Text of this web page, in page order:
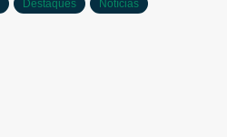
Destaques Notícias